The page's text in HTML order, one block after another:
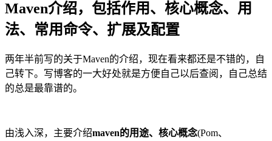
Maven介绍，包括作用、核心概念、用
法、常用命令、扩展及配置
两年半前写的关于Maven的介绍，现在看来都还是不错的，自
己转下。写博客的一大好处就是方便自己以后查阅，自己总结
的总是最靠谱的。
由浅入深，主要介绍maven的用途、核心概念(Pom、